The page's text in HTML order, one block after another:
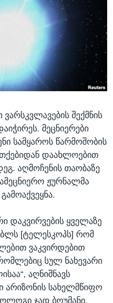
შექმნის
მეცნიერები
სამყაროს წარმოშობის
დაახლოებით
აღმოჩენის თაობაზე
ჟურნალმა
დაკვირვების ყველაზე
[ტელესკოპს] რომ
ვაკვირდებით
სულ ნახევარი
აღნიშნავს
არიზონის სახელმწიფო
ჯად ბოუმანი.